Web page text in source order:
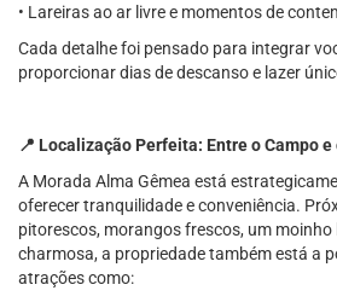
• Lareiras ao ar livre e momentos de
Cada detalhe foi pensado para integrar
proporcionar dias de descanso e lazer
📍 Localização Perfeita: Entre o Campo
A Morada Alma Gêmea está
oferecer tranquilidade e conveniência.
pitorescos, morangos frescos, um
charmosa, a propriedade também está a
atrações como: